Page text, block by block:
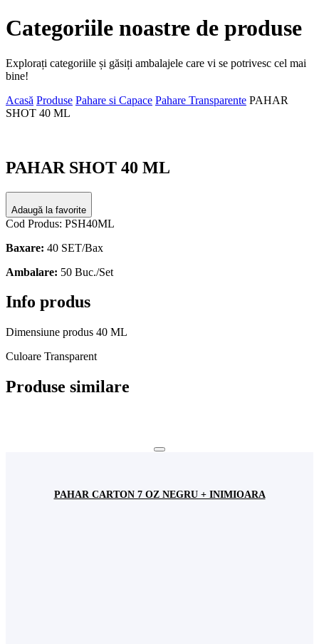
Categoriile noastre de produse
Explorați categoriile și găsiți ambalajele care vi se potrivesc cel mai
bine!
Acasă Produse Pahare si Capace Pahare Transparente PAHAR
SHOT 40 ML
PAHAR SHOT 40 ML
Adaugă la favorite
Cod Produs: PSH40ML
Baxare: 40 SET/Bax
Ambalare: 50 Buc./Set
Info produs
Dimensiune produs 40 ML
Culoare Transparent
Produse similare
PAHAR CARTON 7 OZ NEGRU + INIMIOARA